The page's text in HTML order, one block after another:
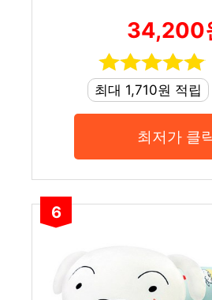
34,200
최대 1,710원 적립
최저가 클
6